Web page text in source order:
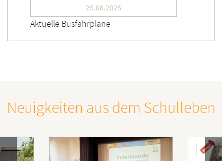
25.08.2025
Aktuelle Busfahrpläne
Neuigkeiten aus dem Schulleben